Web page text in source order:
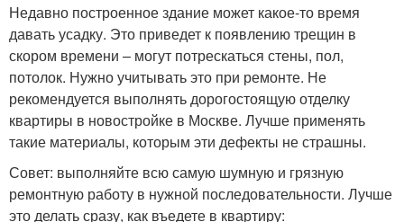
Недавно построенное здание может какое-то время
давать усадку. Это приведет к появлению трещин в
скором времени – могут потрескаться стены, пол,
потолок. Нужно учитывать это при ремонте. Не
рекомендуется выполнять дорогостоящую отделку
квартиры в новостройке в Москве. Лучше применять
такие материалы, которым эти дефекты не страшны.
Совет: выполняйте всю самую шумную и грязную
ремонтную работу в нужной последовательности. Лучше
это делать сразу, как въедете в квартиру: